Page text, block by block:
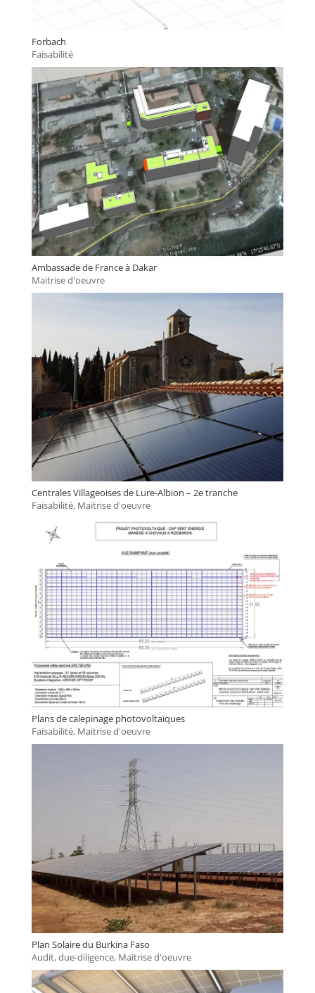
Forbach
Faisabilité
Ambassade de France à Dakar
Maitrise d'oeuvre
Centrales Villageoises de Lure-Albion – 2e tranche
Faisabilité, Maitrise d'oeuvre
Plans de calepinage photovoltaïques
Faisabilité, Maitrise d'oeuvre
Plan Solaire du Burkina Faso
Audit, due-diligence, Maitrise d'oeuvre